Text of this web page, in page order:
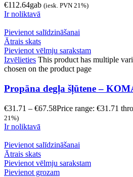
€112.64gab (iesk. PVN 21%)
Ir noliktavā
Pievienot salīdzināšanai
Ātrais skats
Pievienot vēlmju sarakstam
Izvēlieties This product has multiple
chosen on the product page
Propāna degļa šļūtene –
€31.71 – €67.58Price range: €31.71
21%)
Ir noliktavā
Pievienot salīdzināšanai
Ātrais skats
Pievienot vēlmju sarakstam
Pievienot grozam